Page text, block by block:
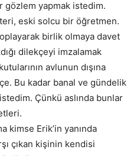
gözlem yapmak istedim.
eski solcu bir öğretmen.
birlik olmaya davet
dilekçeyi imzalamak
avlunun dışına
Bu kadar banal ve gündelik
Çünkü aslında bunlar
kimse Erik’in yanında
çıkan kişinin kendisi